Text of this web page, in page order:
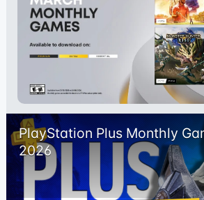
PlayStation Plus Monthly
2026